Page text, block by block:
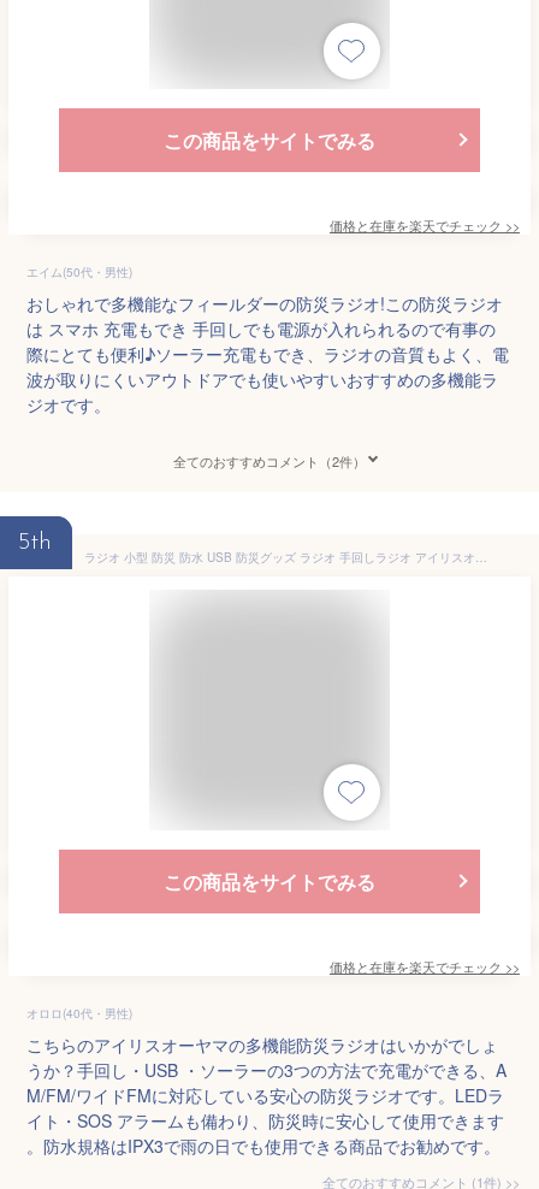
この商品をサイトでみる
価格と在庫を楽天でチェック >>
エイム(50代・男性)
おしゃれで多機能なフィールダーの防災ラジオ!この防災ラジオ
は スマホ 充電もでき 手回しでも電源が入れられるので有事の
際にとても便利♪ソーラー充電もでき、ラジオの音質もよく、電
波が取りにくいアウトドアでも使いやすいおすすめの多機能ラ
ジオです。
全てのおすすめコメント（2件）
5th
ラジオ 小型 防災 防水 USB 防災グッズ ラジオ 手回しラジオ アイリスオーヤマ 防災グッズ 防災ラジオ 懐中電灯 軽量 コンパクト 充電 スマホ充電 アウトドア 非常時 災害 多機能 震度 群発地震 マンション JTL-29
この商品をサイトでみる
価格と在庫を楽天でチェック >>
オロロ(40代・男性)
こちらのアイリスオーヤマの多機能防災ラジオはいかがでしょ
うか？手回し・USB ・ソーラーの3つの方法で充電ができる、A
M/FM/ワイドFMに対応している安心の防災ラジオです。LEDラ
イト・SOS アラームも備わり、防災時に安心して使用できます
。防水規格はIPX3で雨の日でも使用できる商品でお勧めです。
全てのおすすめコメント (1件) >